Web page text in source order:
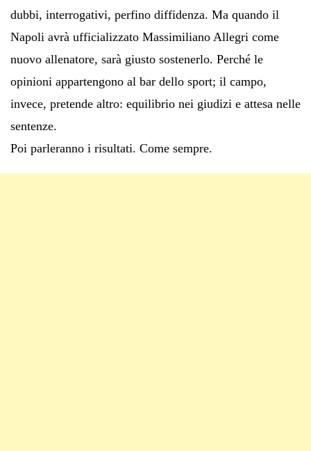
dubbi, interrogativi, perfino diffidenza. Ma quando il
Napoli avrà ufficializzato Massimiliano Allegri come
nuovo allenatore, sarà giusto sostenerlo. Perché le
opinioni appartengono al bar dello sport; il campo,
invece, pretende altro: equilibrio nei giudizi e attesa nelle
sentenze.
Poi parleranno i risultati. Come sempre.